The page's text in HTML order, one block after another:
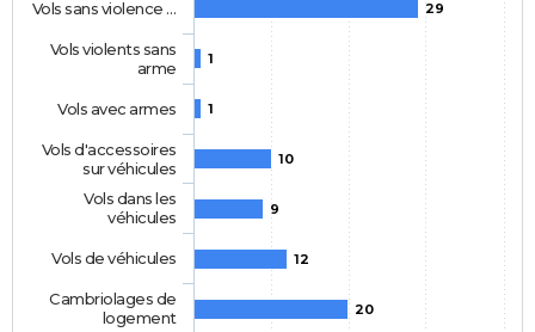
29
1
1
10
9
12
20
Vols sans violence …
Vols violents sans
arme
Vols avec armes
Vols d'accessoires
sur véhicules
Vols dans les
véhicules
Vols de véhicules
Cambriolages de
logement